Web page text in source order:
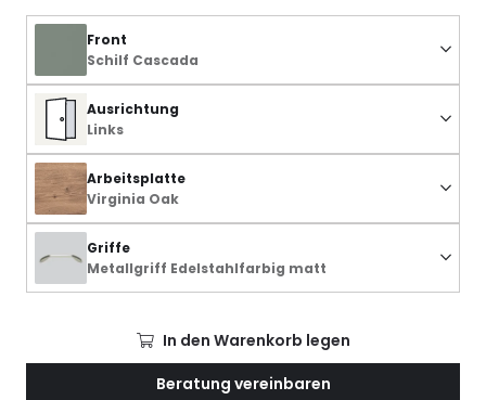
Front
Schilf Cascada
Ausrichtung
Links
Arbeitsplatte
Virginia Oak
Griffe
Metallgriff Edelstahlfarbig matt
In den Warenkorb legen
Beratung vereinbaren